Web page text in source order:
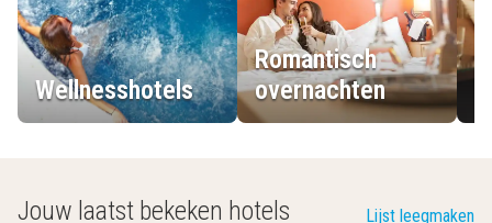
Wellnesshotels
Romantisch
overnachten
Jouw laatst bekeken hotels Lijst leegmaken